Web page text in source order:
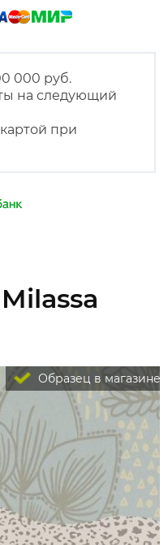
000 руб.
на следующий
при
Образец в магазине